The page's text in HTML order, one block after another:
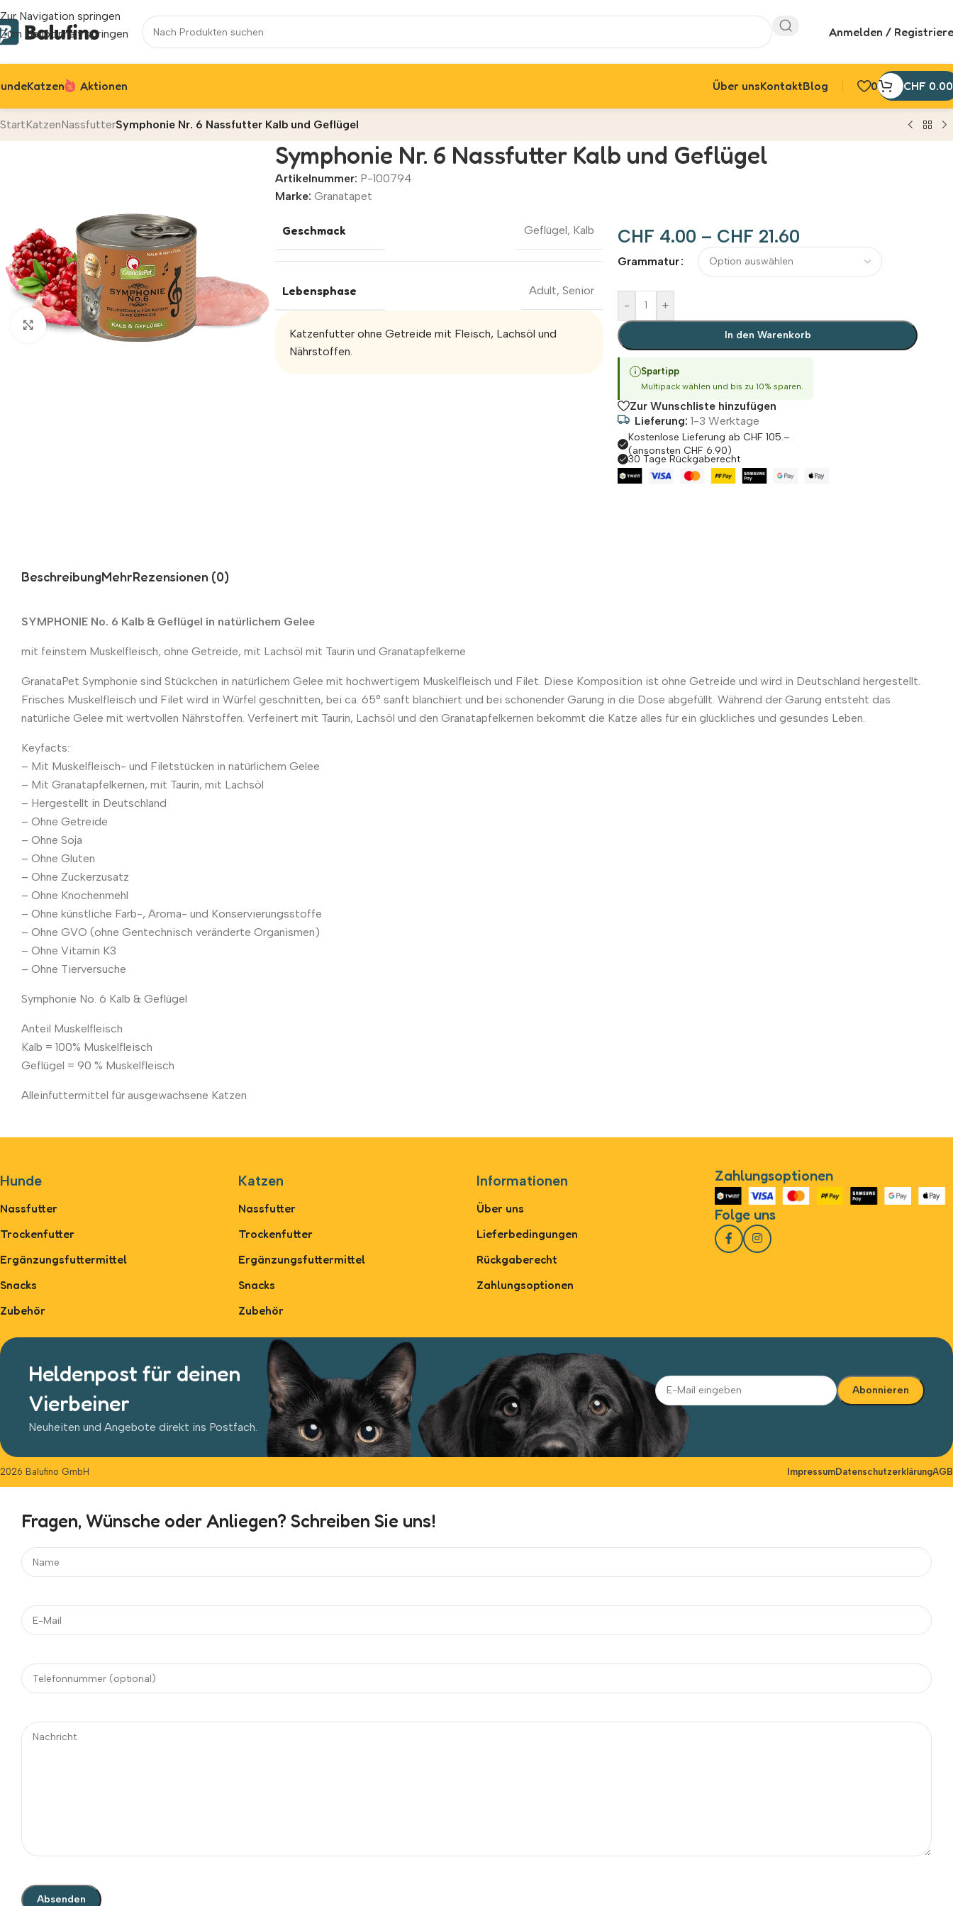
Zur Navigation springen
Zum Hauptinhalt springen
Anmelden /
Katzen Aktionen Über unsKontaktBlog 0 CHF 0.00
StartKatzenNassfutterSymphonie Nr. 6 Nassfutter Kalb und Geflügel
Zum Vergrößern klicken
Symphonie Nr. 6 Nassfutter Kalb und Geflügel
Artikelnummer: P-100794
Marke:Granatapet
Geschmack Geflügel, Kalb
Lebensphase Adult,Senior
Katzenfutter ohne Getreide mit Fleisch, Lachsöl und
Nährstoffen.
CHF 4.00 – CHF 21.60
Grammatur
- +
In den Warenkorb
Alternative:
Spartipp
Multipack wählen und bis zu 10% sparen.
Zur Wunschliste hinzufügen
Lieferung: 1-3 Werktage
Kostenlose Lieferung ab CHF 105.–
(ansonsten CHF 6.90)
30 Tage Rückgaberecht
BeschreibungMehrRezensionen (0)
SYMPHONIE No. 6 Kalb & Geflügel in natürlichem Gelee
mit feinstem Muskelfleisch, ohne Getreide, mit Lachsöl mit Taurin und Granatapfelkerne
GranataPet Symphonie sind Stückchen in natürlichem Gelee mit hochwertigem Muskelfleisch und Filet. Diese Komposition ist ohne Getreide und wird in Deutschland hergestellt.
Frisches Muskelfleisch und Filet wird in Würfel geschnitten, bei ca. 65° sanft blanchiert und bei schonender Garung in die Dose abgefüllt. Während der Garung entsteht das
natürliche Gelee mit wertvollen Nährstoffen. Verfeinert mit Taurin, Lachsöl und den Granatapfelkernen bekommt die Katze alles für ein glückliches und gesundes Leben.
Keyfacts:
– Mit Muskelfleisch- und Filetstücken in natürlichem Gelee
– Mit Granatapfelkernen, mit Taurin, mit Lachsöl
– Hergestellt in Deutschland
– Ohne Getreide
– Ohne Soja
– Ohne Gluten
– Ohne Zuckerzusatz
– Ohne Knochenmehl
– Ohne künstliche Farb-, Aroma- und Konservierungsstoffe
– Ohne GVO (ohne Gentechnisch veränderte Organismen)
– Ohne Vitamin K3
– Ohne Tierversuche
Symphonie No. 6 Kalb & Geflügel
Anteil Muskelfleisch
Kalb = 100% Muskelfleisch
Geflügel = 90 % Muskelfleisch
Alleinfuttermittel für ausgewachsene Katzen
Hunde
Nassfutter
Trockenfutter
Ergänzungsfuttermittel
Snacks
Zubehör
Katzen
Nassfutter
Trockenfutter
Ergänzungsfuttermittel
Snacks
Zubehör
Informationen
Über uns
Lieferbedingungen
Rückgaberecht
Zahlungsoptionen
Zahlungsoptionen
Folge uns
Heldenpost für deinen
Vierbeiner
Neuheiten und Angebote direkt ins Postfach. Alternative:
2026 Balufino GmbH ImpressumDatenschutzerklärungAGB
Fragen, Wünsche oder Anliegen? Schreiben Sie uns!